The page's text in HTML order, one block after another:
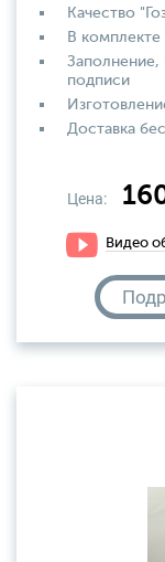
Качество
В
Заполнение,
подписи
Доставка
Цена:
Видео